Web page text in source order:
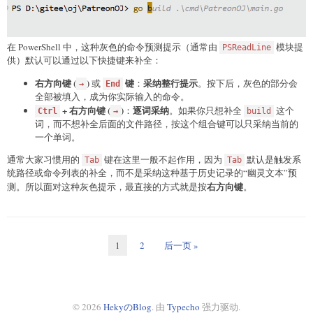
在 PowerShell 中，这种灰色的命令预测提示（通常由 PSReadLine 模块提
供）默认可以通过以下快捷键来补全：
右方向键 ( → )或 End 键 ： 采纳整行提示。按下后，灰色的部分会
全部被填入，成为你实际输入的命令。
Ctrl + 右方向键 ( → ) ： 逐词采纳。如果你只想补全 build
这个
词，而不想补全后面的文件路径，按这个组合键可以只采纳当前的
一个单词。
通常大家习惯用的 Tab 键在这里一般不起作用，因为 Tab 默认是触发系
统路径或命令列表的补全，而不是采纳这种基于历史记录的“幽灵文本”预
测。所以面对这种灰色提示，最直接的方式就是按右方向键。
1 2 后一页 »
© 2026 HekyのBlog. 由 Typecho 强力驱动.